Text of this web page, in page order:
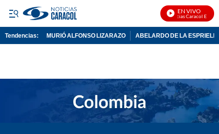
EN VIVO
Noticias Caracol En Vivo
Tendencias: MURIÓ ALFONSO LIZARAZO ABELARDO DE LA